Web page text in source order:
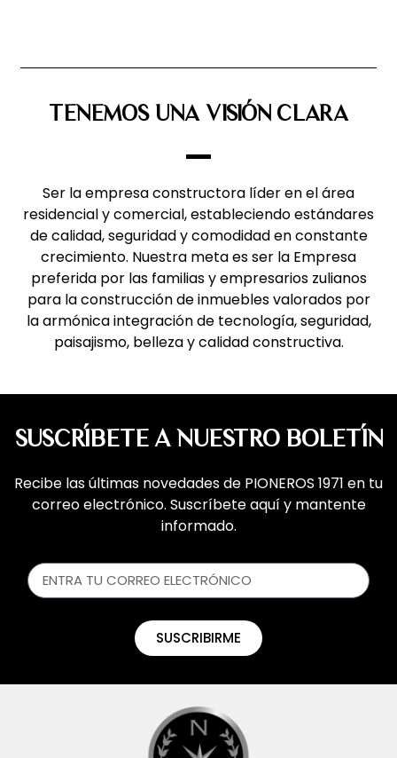
TENEMOS UNA VISIÓN CLARA
Ser la empresa constructora líder en el área
residencial y comercial, estableciendo estándares
de calidad, seguridad y comodidad en constante
crecimiento. Nuestra meta es ser la Empresa
preferida por las familias y empresarios zulianos
para la construcción de inmuebles valorados por
la armónica integración de tecnología, seguridad,
paisajismo, belleza y calidad constructiva.
SUSCRÍBETE A NUESTRO BOLETÍN
Recibe las últimas novedades de PIONEROS 1971 en tu
correo electrónico. Suscríbete aquí y mantente
informado.
SUSCRIBIRME